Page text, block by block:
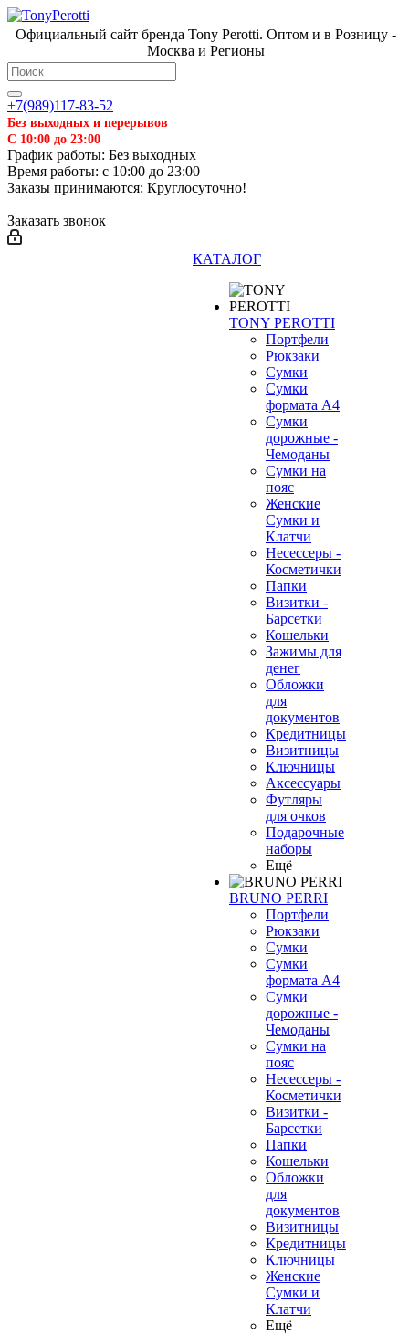
Официальный сайт бренда Tony Perotti. Оптом и в Розницу -
Москва и Регионы
+7(989)117-83-52
Без выходных и перерывов
С 10:00 до 23:00
График работы: Без выходных
Время работы: с 10:00 до 23:00
Заказы принимаются: Круглосуточно!
Заказать звонок
КАТАЛОГ
TONY PEROTTI
Портфели
Рюкзаки
Сумки
Сумки
формата А4
Сумки
дорожные -
Чемоданы
Сумки на
пояс
Женские
Сумки и
Клатчи
Несессеры -
Косметички
Папки
Визитки -
Барсетки
Кошельки
Зажимы для
денег
Обложки
для
документов
Кредитницы
Визитницы
Ключницы
Аксессуары
Футляры
для очков
Подарочные
наборы
Ещё
BRUNO PERRI
Портфели
Рюкзаки
Сумки
Сумки
формата А4
Сумки
дорожные -
Чемоданы
Сумки на
пояс
Несессеры -
Косметички
Визитки -
Барсетки
Папки
Кошельки
Обложки
для
документов
Визитницы
Кредитницы
Ключницы
Женские
Сумки и
Клатчи
Ещё